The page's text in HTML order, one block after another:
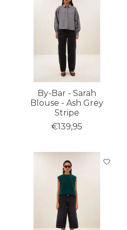
By-Bar - Sarah
Blouse - Ash Grey
Stripe
€139,95